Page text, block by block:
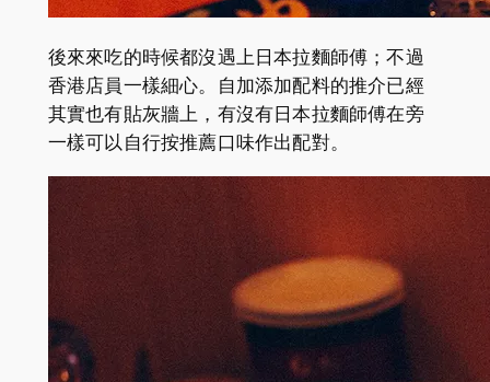
後來來吃的時候都沒遇上日本拉麵師傅；不過
香港店員一樣細心。自加添加配料的推介已經
其實也有貼灰牆上，有沒有日本拉麵師傅在旁
一樣可以自行按推薦口味作出配對。